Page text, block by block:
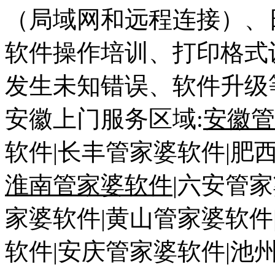
（局域网和远程连接）
软件操作培训、打印格
发生未知错误、软件升
安徽上门服务区域:安徽
软件|长丰管家婆软件|肥
淮南管家婆软件|六安管
家婆软件|黄山管家婆软件
软件|安庆管家婆软件|池